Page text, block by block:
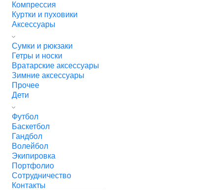
Компрессия
Куртки и пуховики
Аксессуары
Сумки и рюкзаки
Гетры и носки
Вратарские аксессуары
Зимние аксессуары
Прочее
Дети
Футбол
Баскетбол
Гандбол
Волейбол
Экипировка
Портфолио
Сотрудничество
Контакты